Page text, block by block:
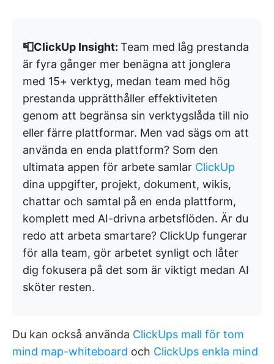
📮ClickUp Insight: Team med låg prestanda
är fyra gånger mer benägna att jonglera
med 15+ verktyg, medan team med hög
prestanda upprätthåller effektiviteten
genom att begränsa sin verktygslåda till nio
eller färre plattformar. Men vad sägs om att
använda en enda plattform? Som den
ultimata appen för arbete samlar ClickUp
dina uppgifter, projekt, dokument, wikis,
chattar och samtal på en enda plattform,
komplett med AI-drivna arbetsflöden. Är du
redo att arbeta smartare? ClickUp fungerar
för alla team, gör arbetet synligt och låter
dig fokusera på det som är viktigt medan AI
sköter resten.
Du kan också använda ClickUps mall för tom
mind map-whiteboard och ClickUps enkla mind